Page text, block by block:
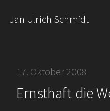
Jan Ulrich Schmidt
17. Oktober 2008
Ernsthaft die